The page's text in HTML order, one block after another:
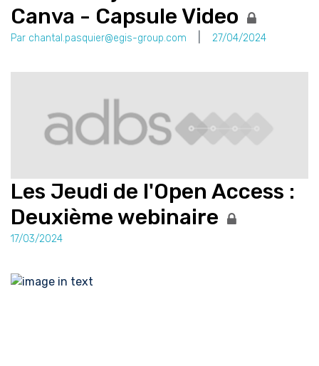
Canva - Capsule Video
Par chantal.pasquier@egis-group.com 27/04/2024
Les Jeudi de l'Open Access :
Deuxième webinaire
17/03/2024